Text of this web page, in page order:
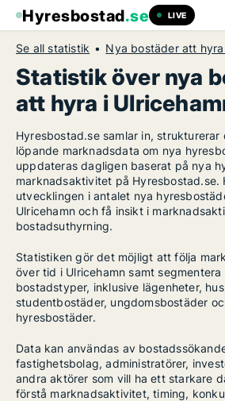
Hyresbostad.se LIVE
Se all statistik Nya bostäder att
Statistik över nya
att hyra i
Hyresbostad.se samlar in, strukturerar
löpande marknadsdata om nya
uppdateras dagligen baserat på nya
marknadsaktivitet på Hyresbostad.se.
utvecklingen i antalet nya
Ulricehamn och få insikt i
bostadsuthyrning.
Statistiken gör det möjligt att följa
över tid i Ulricehamn samt
bostadstyper, inklusive lägenheter,
studentbostäder, ungdomsbostäder
hyresbostäder.
Data kan användas av
fastighetsbolag, administratörer,
andra aktörer som vill ha ett starkare
förstå marknadsaktivitet, timing,